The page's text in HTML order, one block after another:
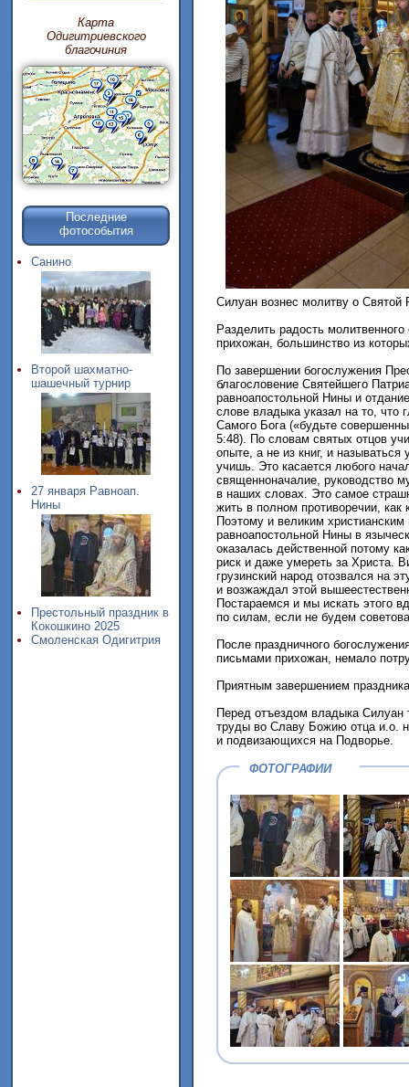
Карта
Одигитриевского
благочиния
Последние
фотособытия
Санино
Второй шахматно-
шашечный турнир
27 января Равноап.
Нины
Престольный праздник в
Кокошкино 2025
Смоленская Одигитрия
Силуан вознес молитву о Святой
Разделить радость
прихожан, большинство из
По завершении богослужения
благословение Святейшего
равноапостольной Нины и
слове владыка указал на то, что
Самого Бога («будьте
5:48). По словам святых отцов
опыте, а не из книг, и
учишь. Это касается любого
священноначалие, руководство
в наших словах. Это самое
жить в полном противоречии,
Поэтому и великим
равноапостольной Нины в
оказалась действенной потому
риск и даже умереть за Христа.
грузинский народ отозвался на
и возжаждал этой
Постараемся и мы искать этого
по силам, если не будем
После праздничного
письмами прихожан, немало
Приятным завершением
Перед отъездом владыка Силуан
труды во Славу Божию отца и.о.
и подвизающихся на Подворье.
ФОТОГРАФИИ